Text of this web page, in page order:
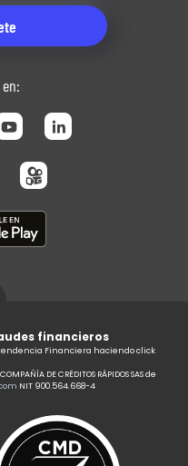
financieros
Financiera haciendo click
DE CRÉDITOS RÁPIDOS SAS de
NIT 900.564.668-4